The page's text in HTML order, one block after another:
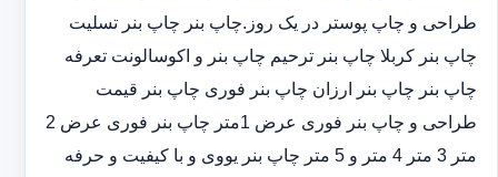
طراحی و چاپ پوستر در یک روز.چاپ بنر چاپ بنر تسلیت
چاپ بنر کربلا چاپ بنر ترحیم چاپ بنر و اکوسالونت تعرفه
چاپ بنر چاپ بنر ارزان چاپ بنر فوری چاپ بنر قیمت
طراحی و چاپ بنر فوری عرض 1متر چاپ بنر فوری عرض 2
متر 3 متر 4 متر و 5 متر چاپ بنر یووی و با کیفیت و حرفه